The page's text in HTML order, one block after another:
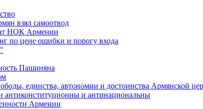
взял самоотвод
НОК Армении
по цене ошибки и порогу входа
Пашиняна
единства, автономии и достоинства Армянской
и антинациональны
Армении